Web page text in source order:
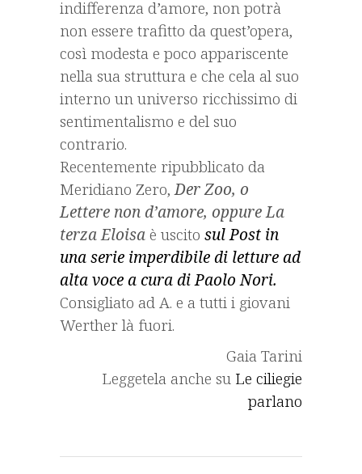
indifferenza d’amore, non potrà
non essere trafitto da quest’opera,
così modesta e poco appariscente
nella sua struttura e che cela al suo
interno un universo ricchissimo di
sentimentalismo e del suo
contrario.
Recentemente ripubblicato da
Meridiano Zero,Der Zoo, o
Lettere non d’amore, oppure La
terza Eloisaè uscito sul Post in
una serie imperdibile di letture ad
alta voce a cura di Paolo Nori.
Consigliato ad A. e a tutti i giovani
Werther là fuori.
Gaia Tarini
Leggetela anche su Le ciliegie
parlano